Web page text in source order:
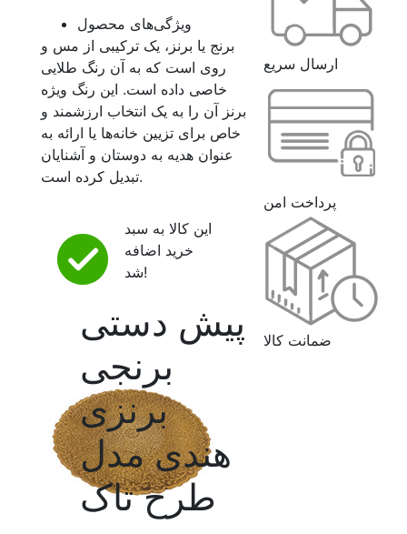
ویژگی‌های محصول
برنج یا برنز، یک ترکیبی از مس و
روی است که به آن رنگ طلایی
خاصی داده است. این رنگ ویژه
برنز آن را به یک انتخاب ارزشمند و
خاص برای تزیین خانه‌ها یا ارائه به
عنوان هدیه به دوستان و آشنایان
تبدیل کرده است.
این کالا به سبد
خرید اضافه
شد!
پیش دستی
برنجی
برنزی
هندی مدل
طرح تاک
ارسال سریع
پرداخت امن
ضمانت کالا